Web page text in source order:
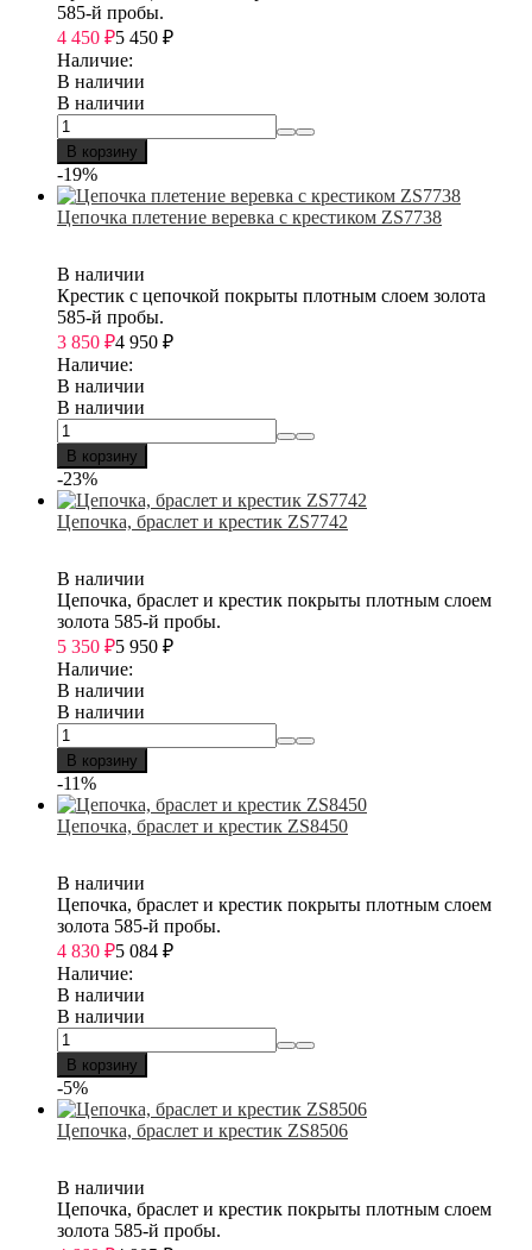
585-й пробы.
4 450 ₽5 450 ₽
Наличие:
В наличии
В наличии
В корзину
-19%
Цепочка плетение веревка с крестиком ZS7738
В наличии
Крестик с цепочкой покрыты плотным слоем золота
585-й пробы.
3 850 ₽4 950 ₽
Наличие:
В наличии
В наличии
В корзину
-23%
Цепочка, браслет и крестик ZS7742
В наличии
Цепочка, браслет и крестик покрыты плотным слоем
золота 585-й пробы.
5 350 ₽5 950 ₽
Наличие:
В наличии
В наличии
В корзину
-11%
Цепочка, браслет и крестик ZS8450
В наличии
Цепочка, браслет и крестик покрыты плотным слоем
золота 585-й пробы.
4 830 ₽5 084 ₽
Наличие:
В наличии
В наличии
В корзину
-5%
Цепочка, браслет и крестик ZS8506
В наличии
Цепочка, браслет и крестик покрыты плотным слоем
золота 585-й пробы.